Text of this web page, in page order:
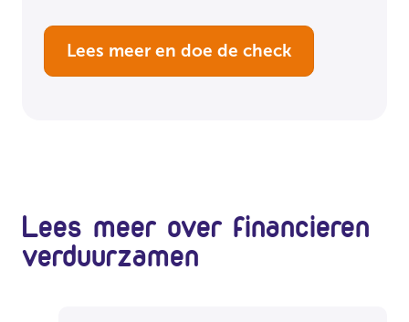
Lees meer en doe de check
Lees meer over financieren
verduurzamen